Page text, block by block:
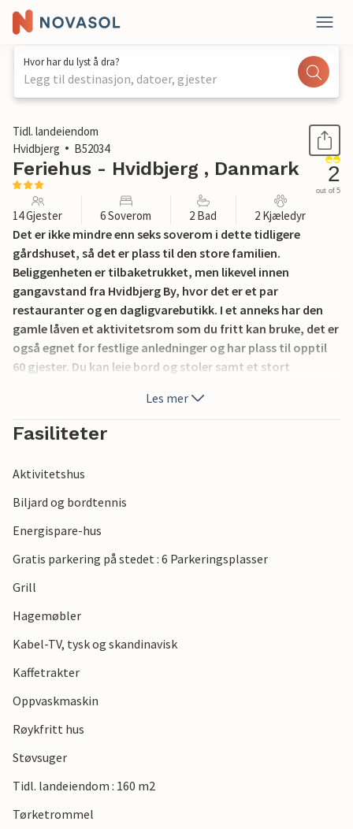
Hvor har du lyst å dra?
Legg til destinasjon, datoer, gjester
1 / 25
Tidl. landeiendom
Hvidbjerg
B52034
Feriehus - Hvidbjerg , Danmark 2
out of 5
14 Gjester 6 Soverom 2 Bad 2 Kjæledyr
Det er ikke mindre enn seks soverom i dette tidligere
gårdshuset, så det er plass til den store familien.
Beliggenheten er tilbaketrukket, men likevel innen
gangavstand fra Hvidbjerg By, hvor det er et par
restauranter og en dagligvarebutikk. I et anneks har den
gamle låven et aktivitetsrom som du fritt kan bruke, det er
også egnet for festlige anledninger og har plass til opptil
60 gjester. Du kan leie bord og stoler samt et stort
Huset har en stor hage med bortgjemte steder og
terrasser. Du kan slappe av mens du ser på årstidens
Les mer
Fasiliteter
Aktivitetshus
Biljard og bordtennis
Energispare-hus
Gratis parkering på stedet : 6 Parkeringsplasser
Grill
Hagemøbler
Kabel-TV, tysk og skandinavisk
Kaffetrakter
Oppvaskmaskin
Røykfritt hus
Støvsuger
Tidl. landeiendom : 160 m2
Tørketrommel